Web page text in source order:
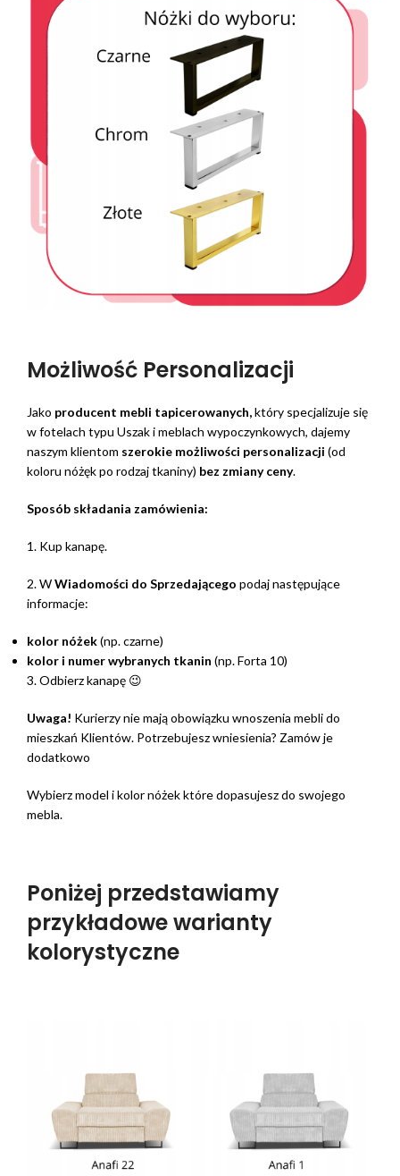
Możliwość Personalizacji
Jako producent mebli tapicerowanych,który specjalizuje się
w fotelach typu Uszak i meblach wypoczynkowych, dajemy
naszym klientom szerokie możliwości personalizacji (od
koloru nóżęk po rodzaj tkaniny) bez zmiany ceny.
Sposób składania zamówienia:
1. Kup kanapę.
2. WWiadomości do Sprzedającego podaj następujące
informacje:
kolor nóżek(np. czarne)
kolor i numer wybranych tkanin (np. Forta 10)
3. Odbierz kanapę 😉
Uwaga! Kurierzy nie mają obowiązku wnoszenia mebli do
mieszkań Klientów. Potrzebujesz wniesienia? Zamów je
dodatkowo
Wybierz model i kolor nóżek które dopasujesz do swojego
mebla.
Poniżej przedstawiamy
przykładowe warianty
kolorystyczne